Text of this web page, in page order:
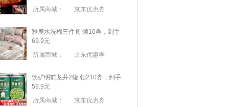
所属商城：
京东优惠券
雅鹿水洗棉三件套 领10券，到手
69.9元
所属商城：
京东优惠券
饮矿明前龙井2罐 领210券，到手
59.9元
所属商城：
京东优惠券